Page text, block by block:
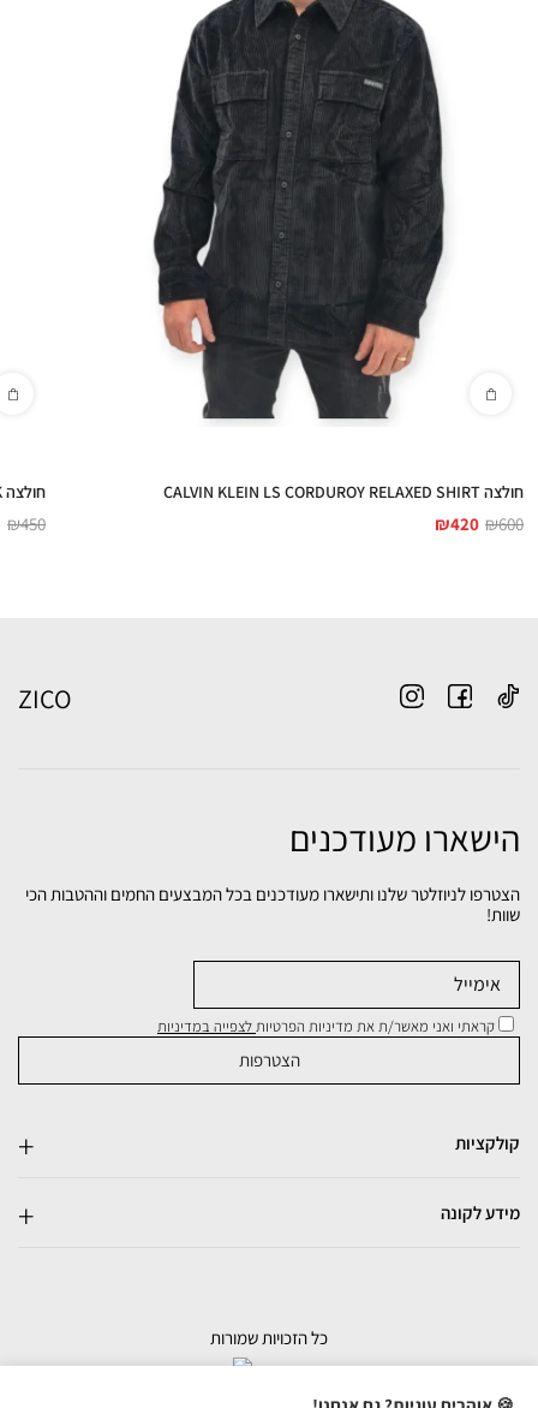
חולצה CALVIN KLEIN LS CORDUROY RELAXED SHIRT
₪600
₪420
חולצה CALVIN KLEIN PREMIUM INTERLOCK
₪450
ZICO
הישארו מעודכנים
הצטרפו לניוזלטר שלנו ותישארו מעודכנים בכל המבצעים החמים וההטבות הכי
שוות!
קראתי ואני מאשר/ת את מדיניות הפרטיותלצפייה במדיניות
קולקציות
מידע לקונה
בניית אתרי מכירות
כל הזכויות שמורות